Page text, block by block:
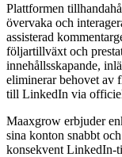
Plattformen
övervaka och
assisterad
följartillväxt och
innehållsskapande,
eliminerar behovet av
till LinkedIn via
Maaxgrow erbjuder
sina konton snabbt
konsekvent LinkedIn-